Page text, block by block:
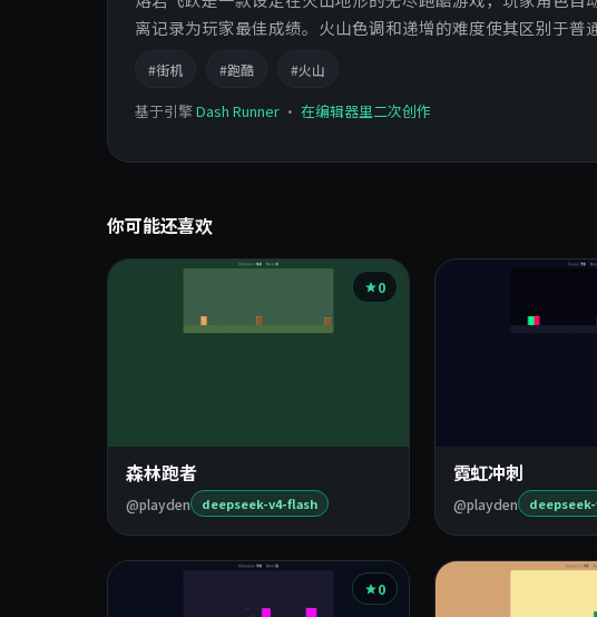
离记录为玩家最佳成绩。火山色调和递增的难度使其区别于普
#街机 #跑酷 #火山
基于引擎Dash Runner · 在编辑器里二次创作
你可能还喜欢
0
森林跑者
@playden deepseek-v4-flash
霓虹冲刺
@playden
0